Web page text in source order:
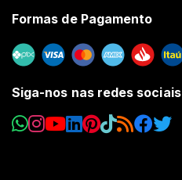
Formas de Pagamento
Siga-nos nas redes sociais